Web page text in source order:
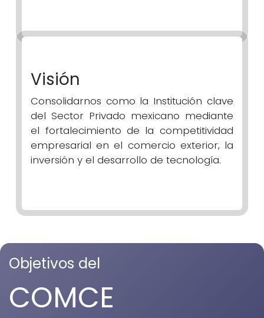
Visión
Consolidarnos como la Institución clave
del Sector Privado mexicano mediante
el fortalecimiento de la competitividad
empresarial en el comercio exterior, la
inversión y el desarrollo de tecnología.
Objetivos del
COMCE